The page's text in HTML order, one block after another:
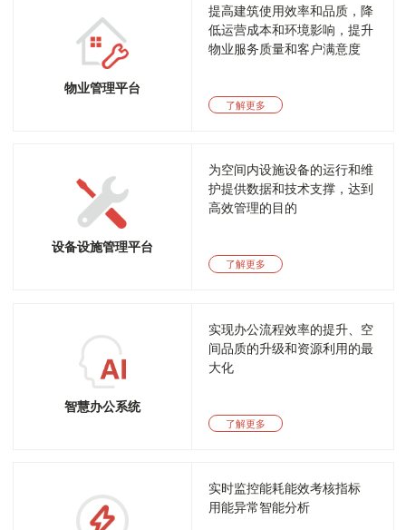
物业管理平台
提高建筑使用效率和品质，降
低运营成本和环境影响，提升
物业服务质量和客户满意度
了解更多
设备设施管理平台
为空间内设施设备的运行和维
护提供数据和技术支撑，达到
高效管理的目的
了解更多
智慧办公系统
实现办公流程效率的提升、空
间品质的升级和资源利用的最
大化
了解更多
实时监控能耗能效考核指标
用能异常智能分析